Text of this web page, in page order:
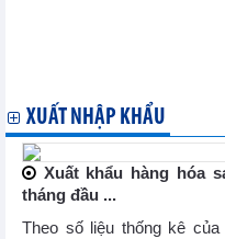
XUẤT NHẬP KHẨU
Xuất khẩu hàng hóa
tháng đầu ...
Theo số liệu thống kê